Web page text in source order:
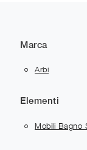
Marca
Arbi
Elementi
Mobili Bagno